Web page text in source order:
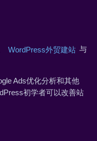
WordPress外贸建站 与
Ads优化分析和其他
初学者可以改善站